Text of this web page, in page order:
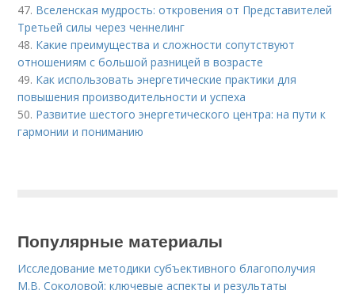
47. Вселенская мудрость: откровения от Представителей
Третьей силы через ченнелинг
48. Какие преимущества и сложности сопутствуют
отношениям с большой разницей в возрасте
49. Как использовать энергетические практики для
повышения производительности и успеха
50. Развитие шестого энергетического центра: на пути к
гармонии и пониманию
Популярные материалы
Исследование методики субъективного благополучия
М.В. Соколовой: ключевые аспекты и результаты